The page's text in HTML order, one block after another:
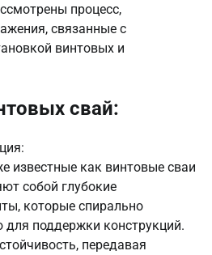
процесс,
связанные с
винтовых и
свай:
известные как винтовые сваи
собой глубокие
которые спирально
поддержки конструкций.
передавая